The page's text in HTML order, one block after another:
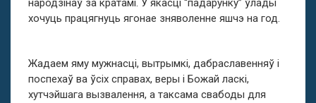
народзінаў за кратамі. У якасці “падарунку” ўлады
хочуць працягнуць ягонае зняволенне яшчэ на год.
Жадаем яму мужнасці, вытрымкі, дабраславенняў і
поспехаў ва ўсіх справах, веры і Божай ласкі,
хутчэйшага вызвалення, а таксама свабоды для